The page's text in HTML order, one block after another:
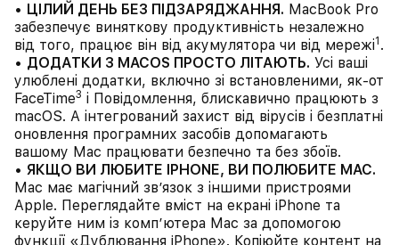
• ЦІЛИЙ ДЕНЬ БЕЗ ПІДЗАРЯДЖАННЯ. MacBook Pro
забезпечує виняткову продуктивність незалежно
від того, працює він від акумулятора чи від мережі1 .
• ДОДАТКИ З MACOS ПРОСТО ЛІТАЮТЬ. Усі ваші
улюблені додатки, включно зі встановленими, як-от
FaceTime3 і Повідомлення, блискавично працюють з
macOS. А інтегрований захист від вірусів і безплатні
оновлення програмних засобів допомагають
вашому Mac працювати безпечно та без збоїв.
• ЯКЩО ВИ ЛЮБИТЕ IPHONE, ВИ ПОЛЮБИТЕ MAC.
Mac має магічний зв’язок з іншими пристроями
Apple. Переглядайте вміст на екрані iPhone та
керуйте ним із комп’ютера Mac за допомогою
функції «Дублювання iPhone». Копіюйте контент на